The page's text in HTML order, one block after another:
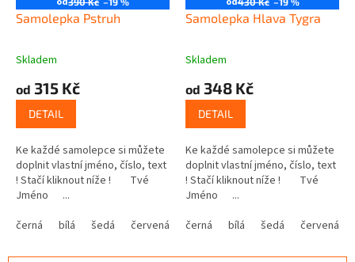
Samolepka Pstruh
Skladem
od 315 Kč
DETAIL
Ke každé samolepce si můžete
doplnit vlastní jméno, číslo, text
! Stačí kliknout níže ! Tvé
Jméno ...
černá
bílá šedá červená modrá žlutá zelená růžová
Samolepka Hlava Tygra
Skladem
od 348 Kč
DETAIL
Ke každé samolepce si můžete
doplnit vlastní jméno, číslo, text
! Stačí kliknout níže ! Tvé
Jméno ...
černá
bílá šedá červená